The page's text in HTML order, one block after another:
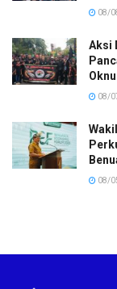
08/
Aksi
08/
08/